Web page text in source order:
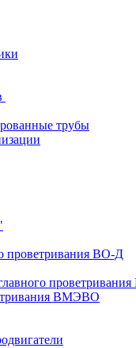
трубы
проветривания ВО-Д
ВМЭВО